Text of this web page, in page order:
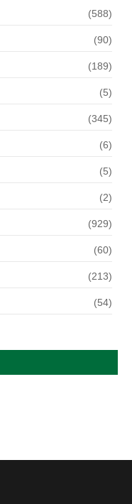
(588)
(90)
(189)
(5)
(345)
(6)
(5)
(2)
(929)
(60)
(213)
(54)